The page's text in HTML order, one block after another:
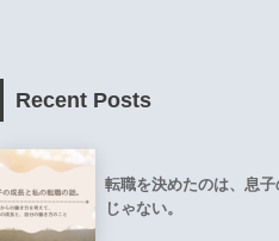
Recent Posts
転職を決めたのは、息
じゃない。